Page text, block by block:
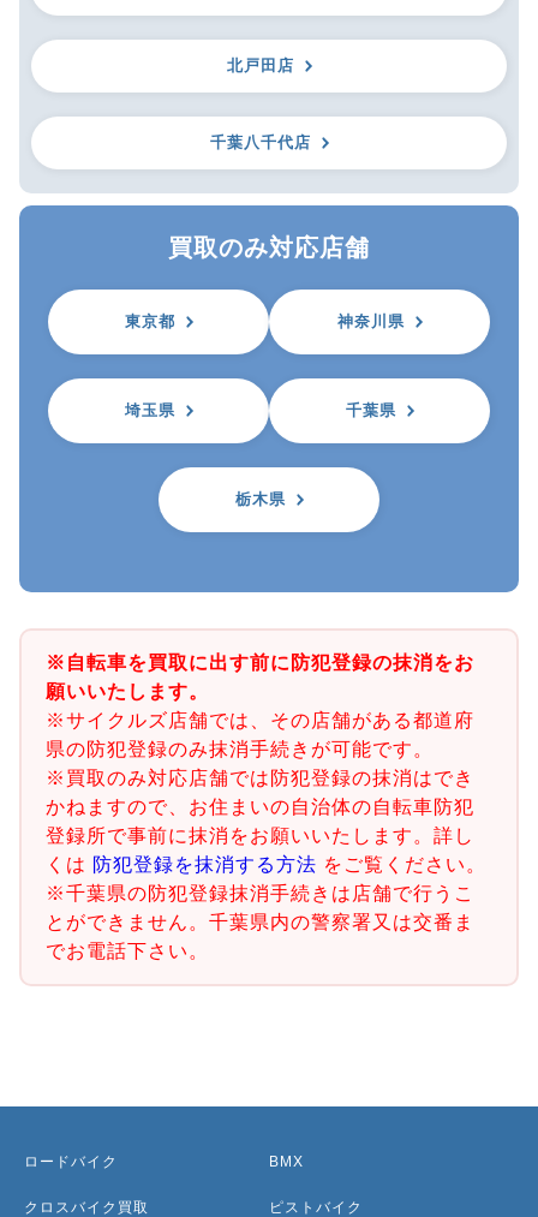
北戸田店
千葉八千代店
買取のみ対応店舗
東京都 神奈川県
埼玉県 千葉県
栃木県
※自転車を買取に出す前に防犯登録の抹消をお
願いいたします。
※サイクルズ店舗では、その店舗がある都道府
県の防犯登録のみ抹消手続きが可能です。
※買取のみ対応店舗では防犯登録の抹消はでき
かねますので、お住まいの自治体の自転車防犯
登録所で事前に抹消をお願いいたします。詳し
くは 防犯登録を抹消する方法 をご覧ください。
※千葉県の防犯登録抹消手続きは店舗で行うこ
とができません。千葉県内の警察署又は交番ま
でお電話下さい。
ロードバイク
クロスバイク買取
BMX
ピストバイク